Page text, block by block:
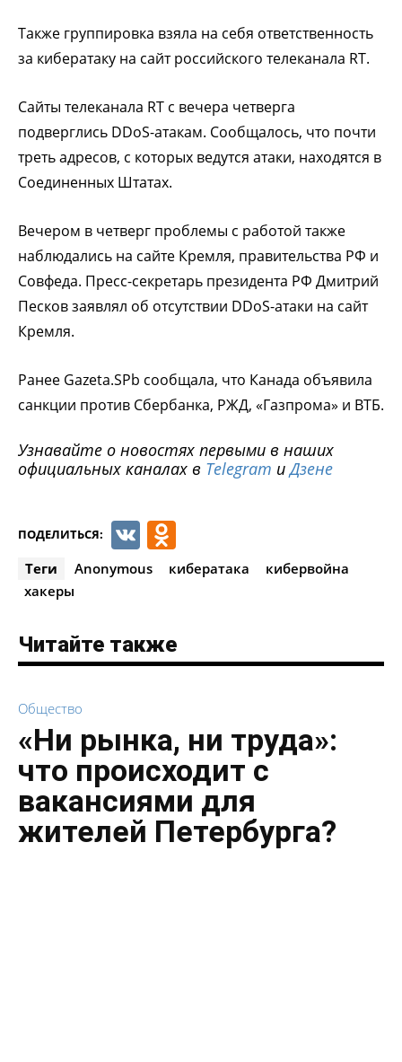
Также группировка взяла на себя ответственность
за кибератаку на сайт российского телеканала RT.
Сайты телеканала RT с вечера четверга
подверглись DDoS-атакам. Сообщалось, что почти
треть адресов, с которых ведутся атаки, находятся в
Соединенных Штатах.
Вечером в четверг проблемы с работой также
наблюдались на сайте Кремля, правительства РФ и
Совфеда. Пресс-секретарь президента РФ Дмитрий
Песков заявлял об отсутствии DDoS-атаки на сайт
Кремля.
Ранее Gazeta.SPb сообщала, что Канада объявила
санкции против Сбербанка, РЖД, «Газпрома» и ВТБ.
Узнавайте о новостях первыми в наших
официальных каналах в Telegram иДзене
ПОДЕЛИТЬСЯ: VK
Теги Anonymous кибератака
кибервойна
хакеры
Читайте также
Общество
«Ни рынка, ни труда»:
что происходит с
вакансиями для
жителей Петербурга?